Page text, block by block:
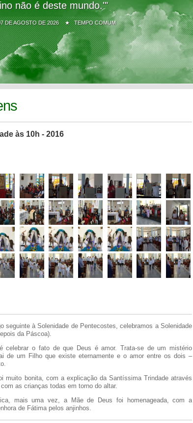
não é deste mundo.'"
DE AGOSTO DE 2026 ★ TEMPO COMUM
às 10h - 2016
seguinte à Solenidade de Pentecostes, celebramos a Solenidade
da Páscoa).
celebrar o fato de que Deus é amor. Trata-se de um mistério
de um Filho que existe eternamente e o amor entre os dois –
muito bonita, com a explicação da Santíssima Trindade através
as crianças todas em torno do altar.
mais uma vez, a Mãe de Deus foi homenageada, com a
de Fátima pelos anjinhos.